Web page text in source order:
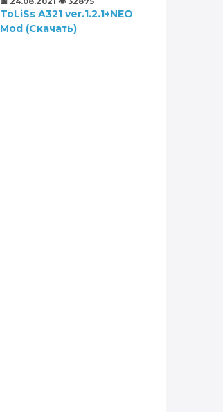
ToLiSs A321 ver.1.2.1+NEO
Mod (Скачать)